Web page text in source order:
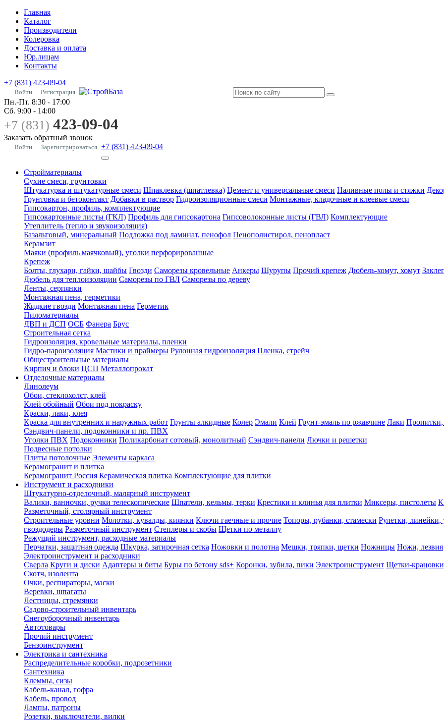
Главная
Каталог
Производители
Колеровка
Доставка и оплата
Юр.лицам
Контакты
+7 (831) 423-09-04
Войти Регистрация
Пн.-Пт. 8:30 - 17:00
Сб. 9:00 - 14:00
+7 (831) 423-09-04
Заказать обратный звонок
Войти Зарегистрироваться +7 (831) 423-09-04
Стройматериалы
Сухие смеси, грунтовки
Штукатурка и штукатурные смеси Шпаклевка (шпатлевка) Цемент и универсальные смеси Наливные полы и стяжки
Грунтовка и бетоконтакт Добавки в раствор Гидроизоляционные смеси Монтажные, кладочные и клеевые смеси
Гипсокартон, профиль, комплектующие
Гипсокартонные листы (ГКЛ) Профиль для гипсокартона Гипсоволоконные листы (ГВЛ) Комплектующие
Утеплитель (тепло и звукоизоляция)
Базальтовый, минеральный Подложка под ламинат, пенофол Пенополистирол, пенопласт
Керамзит
Маяки (профиль маячковый), уголки перфорированные
Крепеж
Болты, глухари, гайки, шайбы Гвозди Саморезы кровельные Анкеры Шурупы Прочий крепеж Дюбель-хомут, хомут
Дюбель для теплоизоляции Саморезы по ГВЛ Саморезы по дереву
Ленты, серпянки
Монтажная пена, герметики
Жидкие гвозди Монтажная пена Герметик
Пиломатериалы
ДВП и ДСП ОСБ Фанера Брус
Строительная сетка
Гидроизоляция, кровельные материалы, пленки
Гидро-пароизоляция Мастики и праймеры Рулонная гидроизоляция Пленка, стрейч
Общестроительные материалы
Кирпич и блоки ЦСП Металлопрокат
Отделочные материалы
Линолеум
Обои, стеклохолст, клей
Клей обойный Обои под покраску
Краски, лаки, клея
Краска для внутренних и наружных работ Грунты алкидные Колер Эмали Клей Грунт-эмаль по ржавчине Лаки Пропитки,
Сэндвич-панели, подоконники и пр. ПВХ
Уголки ПВХ Подоконники Поликарбонат сотовый, монолитный Сэндвич-панели Лючки и решетки
Подвесные потолки
Плиты потолочные Элементы каркаса
Керамогранит и плитка
Керамогранит Россия Керамическая плитка Комплектующие для плитки
Инструмент и расходники
Штукатурно-отделочный, малярный инструмент
Валики, ванночки, ручки телескопические Шпатели, кельмы, терки Крестики и клинья для плитки Миксеры, пистолеты
Разметочный, столярный инструмент
Строительные уровни Молотки, кувалды, киянки Ключи гаечные и прочие Топоры, рубанки, стамески Рулетки, линейки,
гвоздодеры Разметочный инструмент Степлеры и скобы Щетки по металлу
Режущий инструмент, расходные материалы
Перчатки, защитная одежда Шкурка, затирочная сетка Ножовки и полотна Мешки, тряпки, щетки Ножницы Ножи, лезвия
Электроинструмент и расходники
Сверла Круги и диски Адаптеры и биты Буры по бетону sds+ Коронки, зубила, пики Электроинструмент Щетки-
Скотч, изолента
Очки, респираторы, маски
Веревки, шпагаты
Лестницы, стремянки
Садово-строительный инвентарь
Снегоуборочный инвентарь
Автотовары
Прочий инструмент
Бензоинструмент
Электрика и сантехника
Распределительные коробки, подрозетники
Сантехника
Клеммы, сизы
Кабель-канал, гофра
Кабель, провод
Лампы, патроны
Розетки, выключатели, вилки